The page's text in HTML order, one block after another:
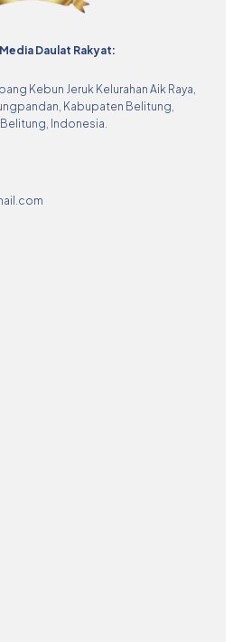
Daulat Rakyat:
Kebun Jeruk Kelurahan Aik Raya,
Kabupaten Belitung,
Indonesia.